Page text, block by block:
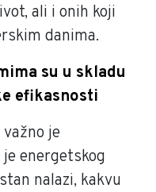
ali i onih koji
danima.
su u skladu
efikasnosti
važno je
energetskog
nalazi, kakvu